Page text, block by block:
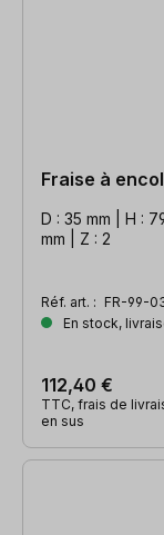
Fraise à
D : 35 mm | H :
mm | Z : 2
Réf. art. : FR-99-
En stock,
112,40 €
TTC, frais de
en sus